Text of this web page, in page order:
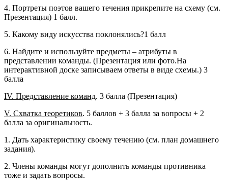
4. Портреты поэтов вашего течения прикрепите на схему (см.
Презентация) 1 балл.
5. Какому виду искусства поклонялись?1 балл
6. Найдите и используйте предметы – атрибуты в
представлении команды. (Презентация или фото.На
интерактивной доске записываем ответы в виде схемы.) 3
балла
IV. Представление команд. 3 балла (Презентация)
V. Схватка теоретиков. 5 баллов + 3 балла за вопросы + 2
балла за оригинальность.
1. Дать характеристику своему течению (см. план домашнего
задания).
2. Члены команды могут дополнить команды противника
тоже и задать вопросы.